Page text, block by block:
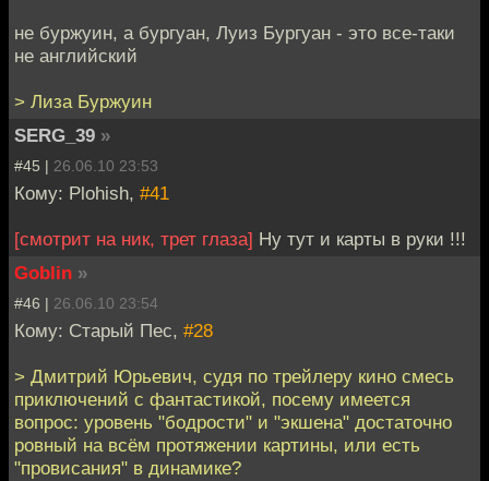
не буржуин, а бургуан, Луиз Бургуан - это все-таки
не английский
> Лиза Буржуин
SERG_39 »
#45 | 26.06.10 23:53
Кому: Plohish, #41
[смотрит на ник, трет глаза] Ну тут и карты в руки !!!
Goblin »
#46 | 26.06.10 23:54
Кому: Старый Пес, #28
> Дмитрий Юрьевич, судя по трейлеру кино смесь
приключений с фантастикой, посему имеется
вопрос: уровень "бодрости" и "экшена" достаточно
ровный на всём протяжении картины, или есть
"провисания" в динамике?